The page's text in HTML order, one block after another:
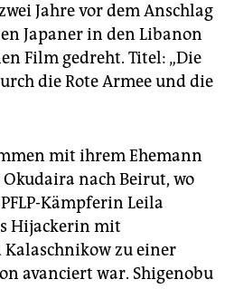
Jahre vor dem Anschlag
Japaner in den Libanon
Film gedreht. Titel: „Die
die Rote Armee und die
mit ihrem Ehemann
nach Beirut, wo
Kämpferin Leila
Hijackerin mit
zu einer
avanciert war. Shigenobu